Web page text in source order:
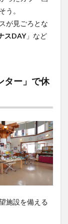
う。
が見ごろとな
スDAY」など
ター」で休
施設を備える